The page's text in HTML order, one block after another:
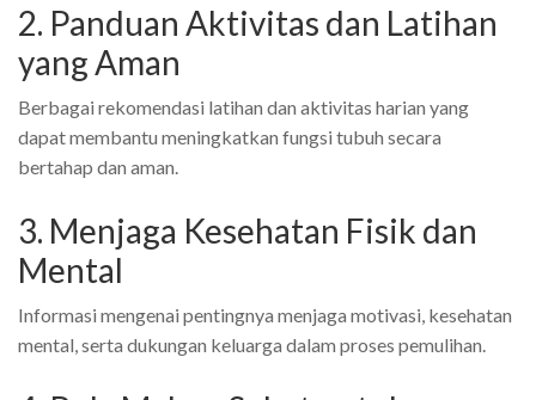
2. Panduan Aktivitas dan Latihan
yang Aman
Berbagai rekomendasi latihan dan aktivitas harian yang
dapat membantu meningkatkan fungsi tubuh secara
bertahap dan aman.
3. Menjaga Kesehatan Fisik dan
Mental
Informasi mengenai pentingnya menjaga motivasi, kesehatan
mental, serta dukungan keluarga dalam proses pemulihan.